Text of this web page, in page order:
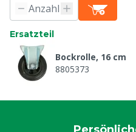
Ersatzteil
Bockrolle, 16 cm
8805373